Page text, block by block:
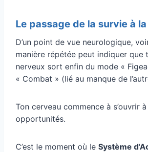
Le passage de la survie à
D’un point de vue neurologique,
manière répétée peut indiquer que
nerveux sort enfin du mode «
« Combat » (lié au manque de
Ton cerveau commence à s’ouvrir
opportunités.
C’est le moment où le Système